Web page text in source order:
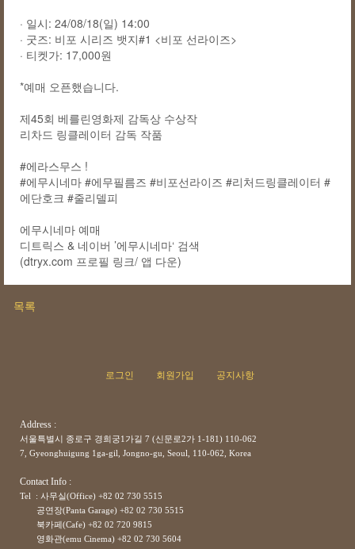
· 일시: 24/08/18(일) 14:00
· 굿즈: 비포 시리즈 뱃지#1 <비포 선라이즈>
· 티켓가: 17,000원
*예매 오픈했습니다.
제45회 베를린영화제 감독상 수상작
리차드 링클레이터 감독 작품
#에라스무스 !
#에무시네마 #에무필름즈 #비포선라이즈 #리처드링클레이터 #
에단호크 #줄리델피
에무시네마 예매
디트릭스 & 네이버 ’에무시네마‘ 검색
(dtryx.com 프로필 링크/ 앱 다운)
목록
로그인 회원가입 공지사항
Address :
서울특별시 종로구 경희궁1가길 7 (신문로2가 1-181) 110-062
7, Gyeonghuigung 1ga-gil, Jongno-gu, Seoul, 110-062, Korea
Contact Info :
Tel : 사무실(Office) +82 02 730 5515
공연장(Panta Garage) +82 02 730 5515
북카페(Cafe) +82 02 720 9815
영화관(emu Cinema) +82 02 730 5604